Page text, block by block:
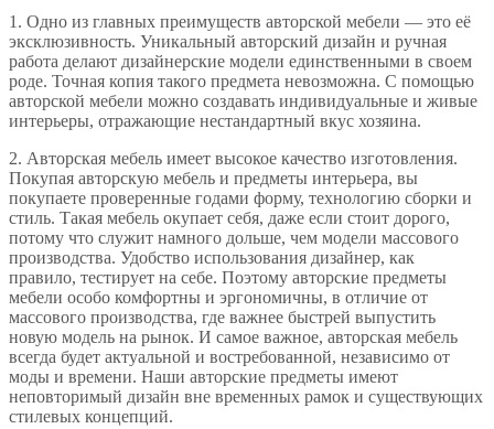
1. Одно из главных преимуществ авторской мебели — это её
эксклюзивность. Уникальный авторский дизайн и ручная
работа делают дизайнерские модели единственными в своем
роде. Точная копия такого предмета невозможна. С помощью
авторской мебели можно создавать индивидуальные и живые
интерьеры, отражающие нестандартный вкус хозяина.
2. Авторская мебель имеет высокое качество изготовления.
Покупая авторскую мебель и предметы интерьера, вы
покупаете проверенные годами форму, технологию сборки и
стиль. Такая мебель окупает себя, даже если стоит дорого,
потому что служит намного дольше, чем модели массового
производства. Удобство использования дизайнер, как
правило, тестирует на себе. Поэтому авторские предметы
мебели особо комфортны и эргономичны, в отличие от
массового производства, где важнее быстрей выпустить
новую модель на рынок. И самое важное, авторская мебель
всегда будет актуальной и востребованной, независимо от
моды и времени. Наши авторские предметы имеют
неповторимый дизайн вне временных рамок и существующих
стилевых концепций.